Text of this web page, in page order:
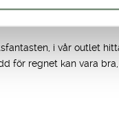
i vår outlet
för regnet kan vara